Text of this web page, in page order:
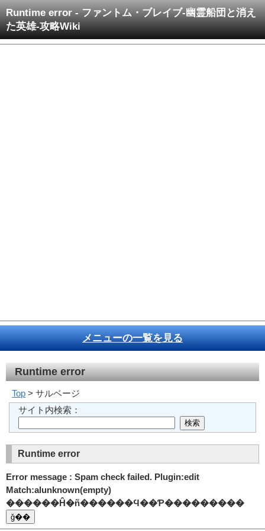
Runtime error - ファントム・ブレイブ-幽霊船団と消え
た英雄-攻略Wiki
メニューの一覧を見る
Runtime error
Top > サルベージ
サイト内検索：
Runtime error
Error message : Spam check failed. Plugin:edit
Match:alunknown(empty)
������Ĥ�ñ������Ϥ��Ƥ���������